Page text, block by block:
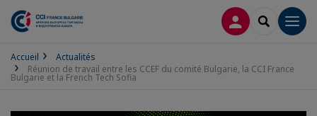
CONNEXION
Accueil
Actualités
Réunion de travail entre les CCEF du comité Bulgarie, la CCI France
Bulgarie et la French Tech Sofia